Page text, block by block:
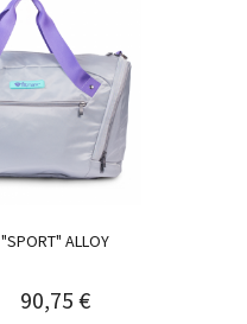
"SPORT" ALLOY
90,75 €